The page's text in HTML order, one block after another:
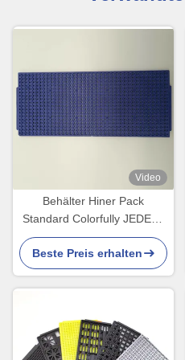
Video
Behälter Hiner Pack
Standard Colorfully JEDECs
IC für Mikrokomponenten
Beste Preis erhalten